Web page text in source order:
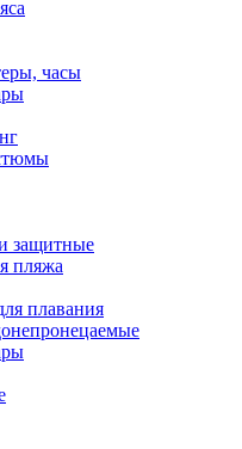
часы
защитные
пляжа
плавания